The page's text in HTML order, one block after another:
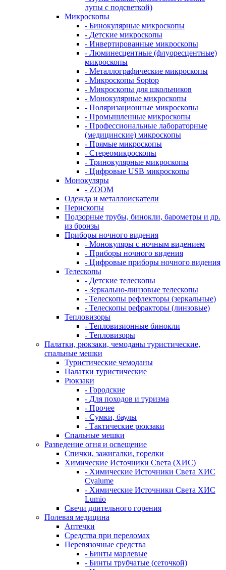
лупы с подсветкой)
Микроскопы
- Бинокулярные микроскопы
- Детские микроскопы
- Инвертированные микроскопы
- Люминесцентные (флуоресцентные)
микроскопы
- Металлографические микроскопы
- Микроскопы Soptop
- Микроскопы для школьников
- Монокулярные микроскопы
- Поляризационные микроскопы
- Промышленные микроскопы
- Профессиональные лабораторные
(медицинские) микроскопы
- Прямые микроскопы
- Стереомикроскопы
- Тринокулярные микроскопы
- Цифровые USB микроскопы
Монокуляры
- ZOOM
Одежда и металлоискатели
Перископы
Подзорные трубы, бинокли, барометры и др.
из бронзы
Приборы ночного видения
- Монокуляры с ночным видением
- Приборы ночного видения
- Цифровые приборы ночного видения
Телескопы
- Детские телескопы
- Зеркально-линзовые телескопы
- Телескопы рефлекторы (зеркальные)
- Телескопы рефракторы (линзовые)
Тепловизоры
- Тепловизионные бинокли
- Тепловизоры
Палатки, рюкзаки, чемоданы туристические,
спальные мешки
Туристические чемоданы
Палатки туристические
Рюкзаки
- Городские
- Для походов и туризма
- Прочее
- Сумки, баулы
- Тактические рюкзаки
Спальные мешки
Разведение огня и освещение
Спички, зажигалки, горелки
Химические Источники Света (ХИС)
- Химические Источники Света ХИС
Cyalume
- Химические Источники Света ХИС
Lumio
Свечи длительного горения
Полевая медицина
Аптечки
Средства при переломах
Перевязочные средства
- Бинты марлевые
- Бинты трубчатые (сеточкой)